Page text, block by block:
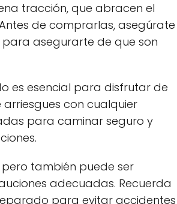
tracción, que abracen el
de comprarlas, asegúrate
asegurarte de que son
es esencial para disfrutar de
arriesgues con cualquier
para caminar seguro y
también puede ser
adecuadas. Recuerda
para evitar accidentes